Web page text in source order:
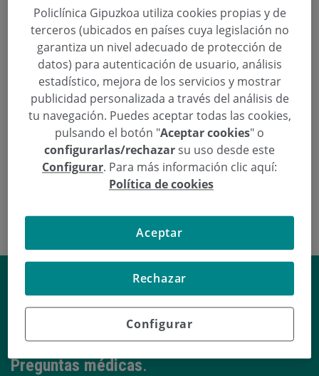
La cita será a las 19.30 horas, en la sala Kutxa de la
calle Andia, con entrada libre hasta completar
aforo
Continuar leyendo
Cómo eliminar la retención de
líquidos
Eider Sánchez Tolosaresponde a esta y
otras preguntas en nuestra sección de
Preguntas médicas.
Policlínica Gipuzkoa utiliza cookies propias y de
terceros (ubicados en países cuya legislación no
garantiza un nivel adecuado de protección de
datos) para autenticación de usuario, análisis
estadístico, mejora de los servicios y mostrar
publicidad personalizada a través del análisis de
tu navegación. Puedes aceptar todas las cookies,
pulsando el botón "Aceptar cookies" o
configurarlas/rechazarsu uso desde este
Configurar. Para más información clic aquí:
Política de cookies
Configurar
Rechazar
Aceptar